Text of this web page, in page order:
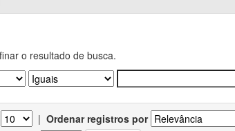
o resultado de busca.
| Ordenar registros por